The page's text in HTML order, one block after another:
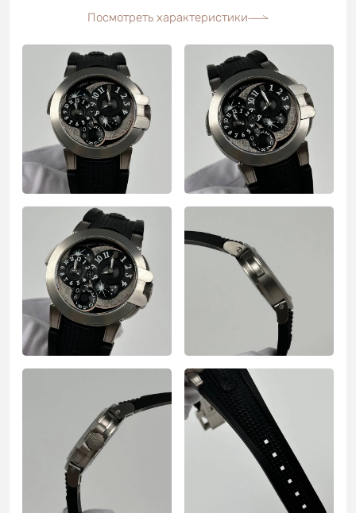
Посмотреть характеристики